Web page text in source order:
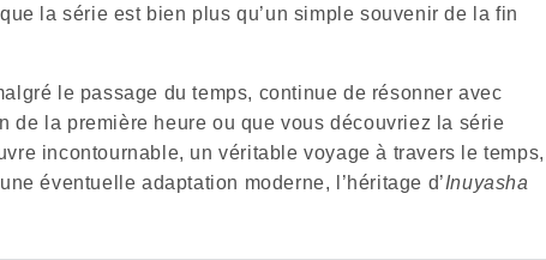
la série est bien plus qu’un simple souvenir de la fin
le passage du temps, continue de résonner avec
de la première heure ou que vous découvriez la série
incontournable, un véritable voyage à travers le temps,
éventuelle adaptation moderne, l’héritage d’Inuyasha